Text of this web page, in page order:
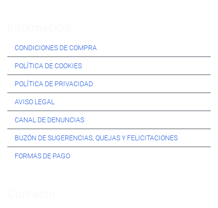
CONDICIONES DE COMPRA
POLÍTICA DE COOKIES
POLÍTICA DE PRIVACIDAD
AVISO LEGAL
CANAL DE DENUNCIAS
BUZÓN DE SUGERENCIAS, QUEJAS Y FELICITACIONES
FORMAS DE PAGO